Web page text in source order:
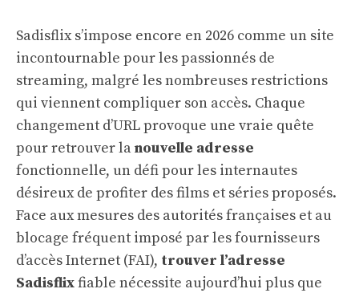
Sadisflix s’impose encore en 2026 comme un site
incontournable pour les passionnés de
streaming, malgré les nombreuses restrictions
qui viennent compliquer son accès. Chaque
changement d’URL provoque une vraie quête
pour retrouver lanouvelle adresse
fonctionnelle, un défi pour les internautes
désireux de profiter des films et séries proposés.
Face aux mesures des autorités françaises et au
blocage fréquent imposé par les fournisseurs
d’accès Internet (FAI), trouver l’adresse
Sadisflixfiable nécessite aujourd’hui plus que